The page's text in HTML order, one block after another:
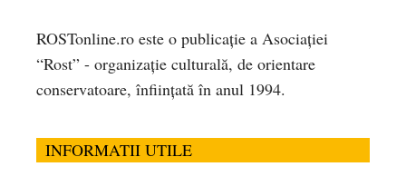
ROSTonline.ro este o publicaţie a Asociaţiei
“Rost” - organizaţie culturală, de orientare
conservatoare, înfiinţată în anul 1994.
INFORMATII UTILE